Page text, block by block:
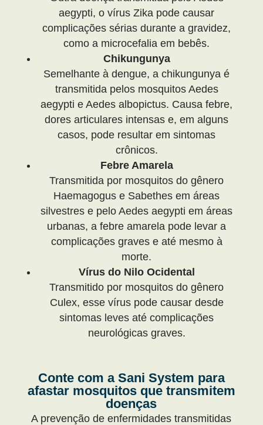
aegypti, o vírus Zika pode causar
complicações sérias durante a gravidez,
como a microcefalia em bebês.
Chikungunya
Semelhante à dengue, a chikungunya é
transmitida pelos mosquitos Aedes
aegypti e Aedes albopictus. Causa febre,
dores articulares intensas e, em alguns
casos, pode resultar em sintomas
crônicos.
Febre Amarela
Transmitida por mosquitos do gênero
Haemagogus e Sabethes em áreas
silvestres e pelo Aedes aegypti em áreas
urbanas, a febre amarela pode levar a
complicações graves e até mesmo à
morte.
Vírus do Nilo Ocidental
Transmitido por mosquitos do gênero
Culex, esse vírus pode causar desde
sintomas leves até complicações
neurológicas graves.
Conte com a Sani System para
afastar mosquitos que transmitem
doenças
A prevenção de enfermidades transmitidas